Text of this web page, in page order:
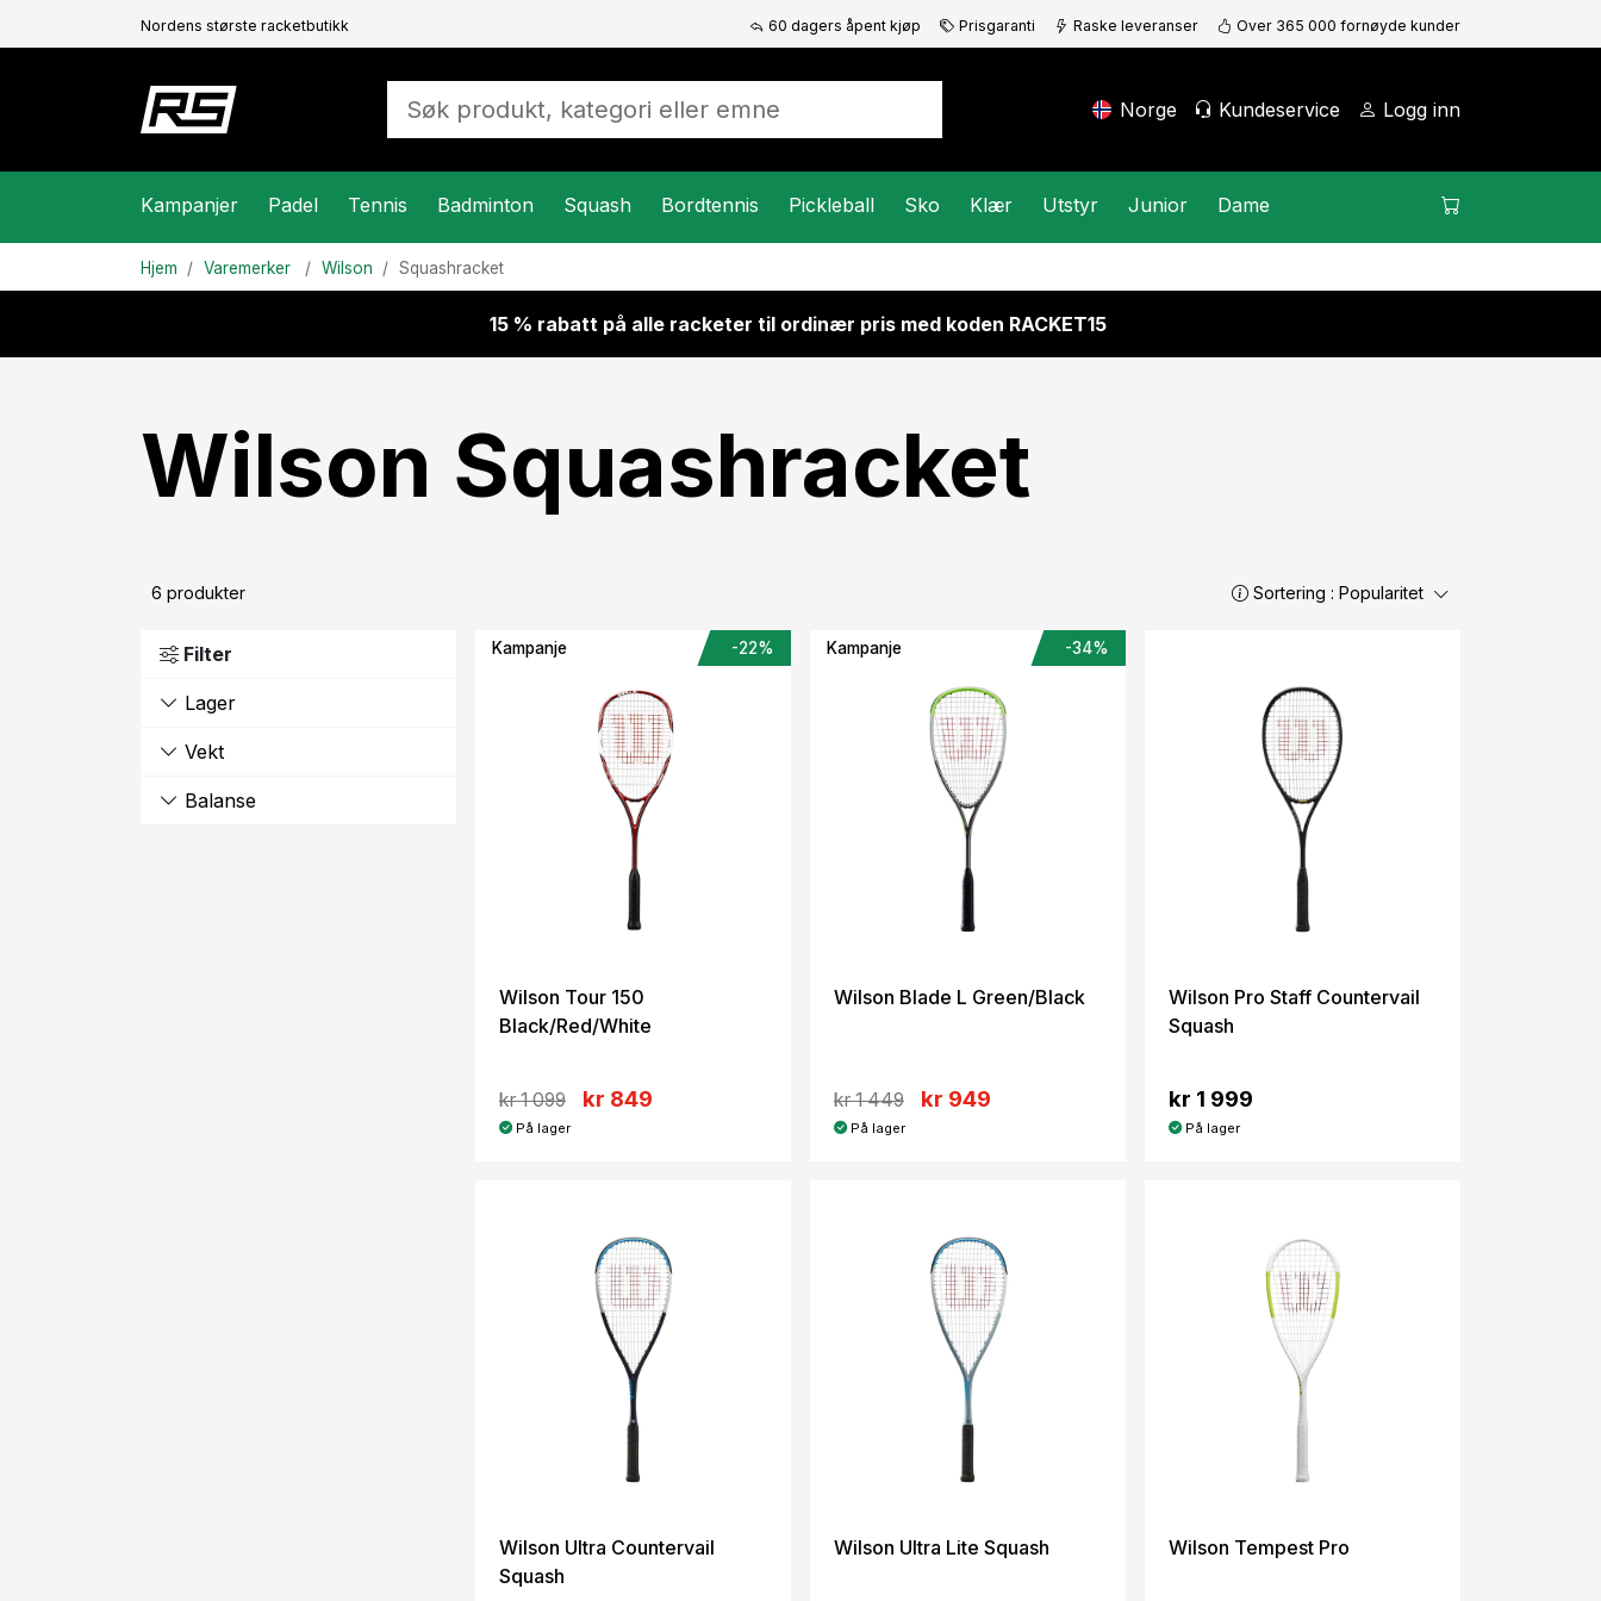
Nordens største racketbutikk 60 dagers åpent kjøp Prisgaranti Raske leveranser Over 365 000 fornøyde kunder
Norge Kundeservice Logg inn
Kampanjer Padel Tennis Badminton Squash Bordtennis Pickleball Sko Klær Utstyr Junior Dame
Hjem Varemerker Wilson Squashracket
15 % rabatt på alle racketer til ordinær pris med koden RACKET15
Wilson Squashracket
6 produkter
Filter
Lager
Vekt
Balanse
Sortering :Popularitet
Kampanje -22%
Wilson Tour 150
Black/Red/White
kr 1 099 kr 849
På lager
Kampanje -34%
Wilson Blade L Green/Black
kr 1 449 kr 949
På lager
Wilson Pro Staff Countervail
Squash
kr 1 999
På lager
Wilson Ultra Countervail
Squash
Wilson Ultra Lite Squash Wilson Tempest Pro